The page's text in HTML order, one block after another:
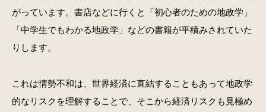
がっています。書店などに行くと「初心者のための地政学」
「中学生でもわかる地政学」などの書籍が平積みされていた
りします。
これは情勢不和は、世界経済に直結することもあって地政学
的なリスクを理解することで、そこから経済リスクも見極め